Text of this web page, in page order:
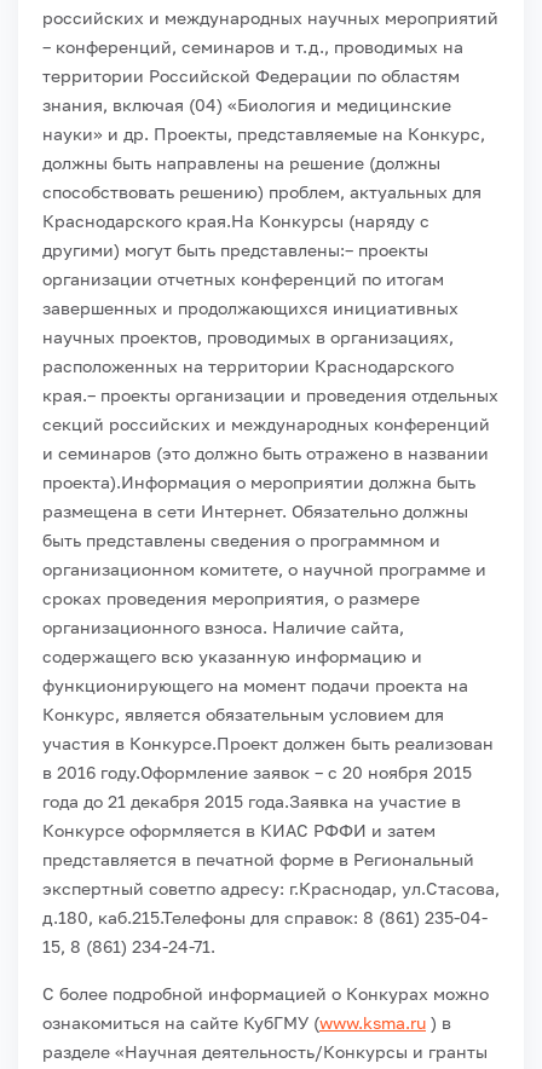
российских и международных научных мероприятий
– конференций, семинаров и т.д., проводимых на
территории Российской Федерации по областям
знания, включая (04) «Биология и медицинские
науки» и др. Проекты, представляемые на Конкурс,
должны быть направлены на решение (должны
способствовать решению) проблем, актуальных для
Краснодарского края.На Конкурсы (наряду с
другими) могут быть представлены:– проекты
организации отчетных конференций по итогам
завершенных и продолжающихся инициативных
научных проектов, проводимых в организациях,
расположенных на территории Краснодарского
края.– проекты организации и проведения отдельных
секций российских и международных конференций
и семинаров (это должно быть отражено в названии
проекта).Информация о мероприятии должна быть
размещена в сети Интернет. Обязательно должны
быть представлены сведения о программном и
организационном комитете, о научной программе и
сроках проведения мероприятия, о размере
организационного взноса. Наличие сайта,
содержащего всю указанную информацию и
функционирующего на момент подачи проекта на
Конкурс, является обязательным условием для
участия в Конкурсе.Проект должен быть реализован
в 2016 году.Оформление заявок – с 20 ноября 2015
года до 21 декабря 2015 года.Заявка на участие в
Конкурсе оформляется в КИАС РФФИ и затем
представляется в печатной форме в Региональный
экспертный советпо адресу: г.Краснодар, ул.Стасова,
д.180, каб.215.Телефоны для справок: 8 (861) 235-04-
15, 8 (861) 234-24-71.
С более подробной информацией о Конкурах можно
ознакомиться на сайте КубГМУ (www.ksma.ru ) в
разделе «Научная деятельность/Конкурсы и гранты